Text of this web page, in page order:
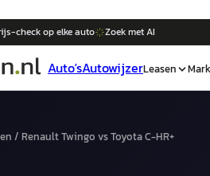
check op elkeauto Zoek met AI
Auto'sAutowijzerLeasen
/ Renault Twingo vsToyota C-HR+